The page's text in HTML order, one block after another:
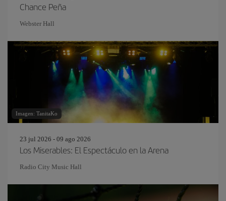
Chance Peña
Webster Hall
Imagen: TanitaKo
23 jul 2026 - 09 ago 2026
Los Miserables: El Espectáculo en la Arena
Radio City Music Hall